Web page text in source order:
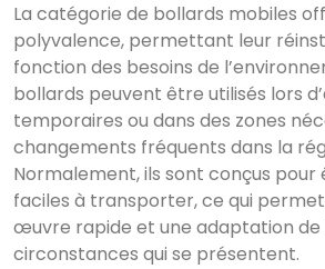
La catégorie de bollards mobiles
polyvalence, permettant leur
fonction des besoins de
bollards peuvent être utilisés lors
temporaires ou dans des zones
changements fréquents dans la
Normalement, ils sont conçus
faciles à transporter, ce qui
œuvre rapide et une adaptation de
circonstances qui se présentent.